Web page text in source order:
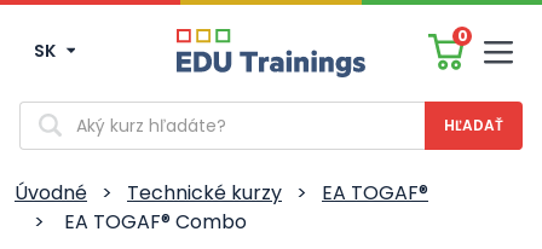
SK
0
Vyhľadávanie
Úvodné > Technické kurzy >
EA TOGAF®
>
EA TOGAF® Combo